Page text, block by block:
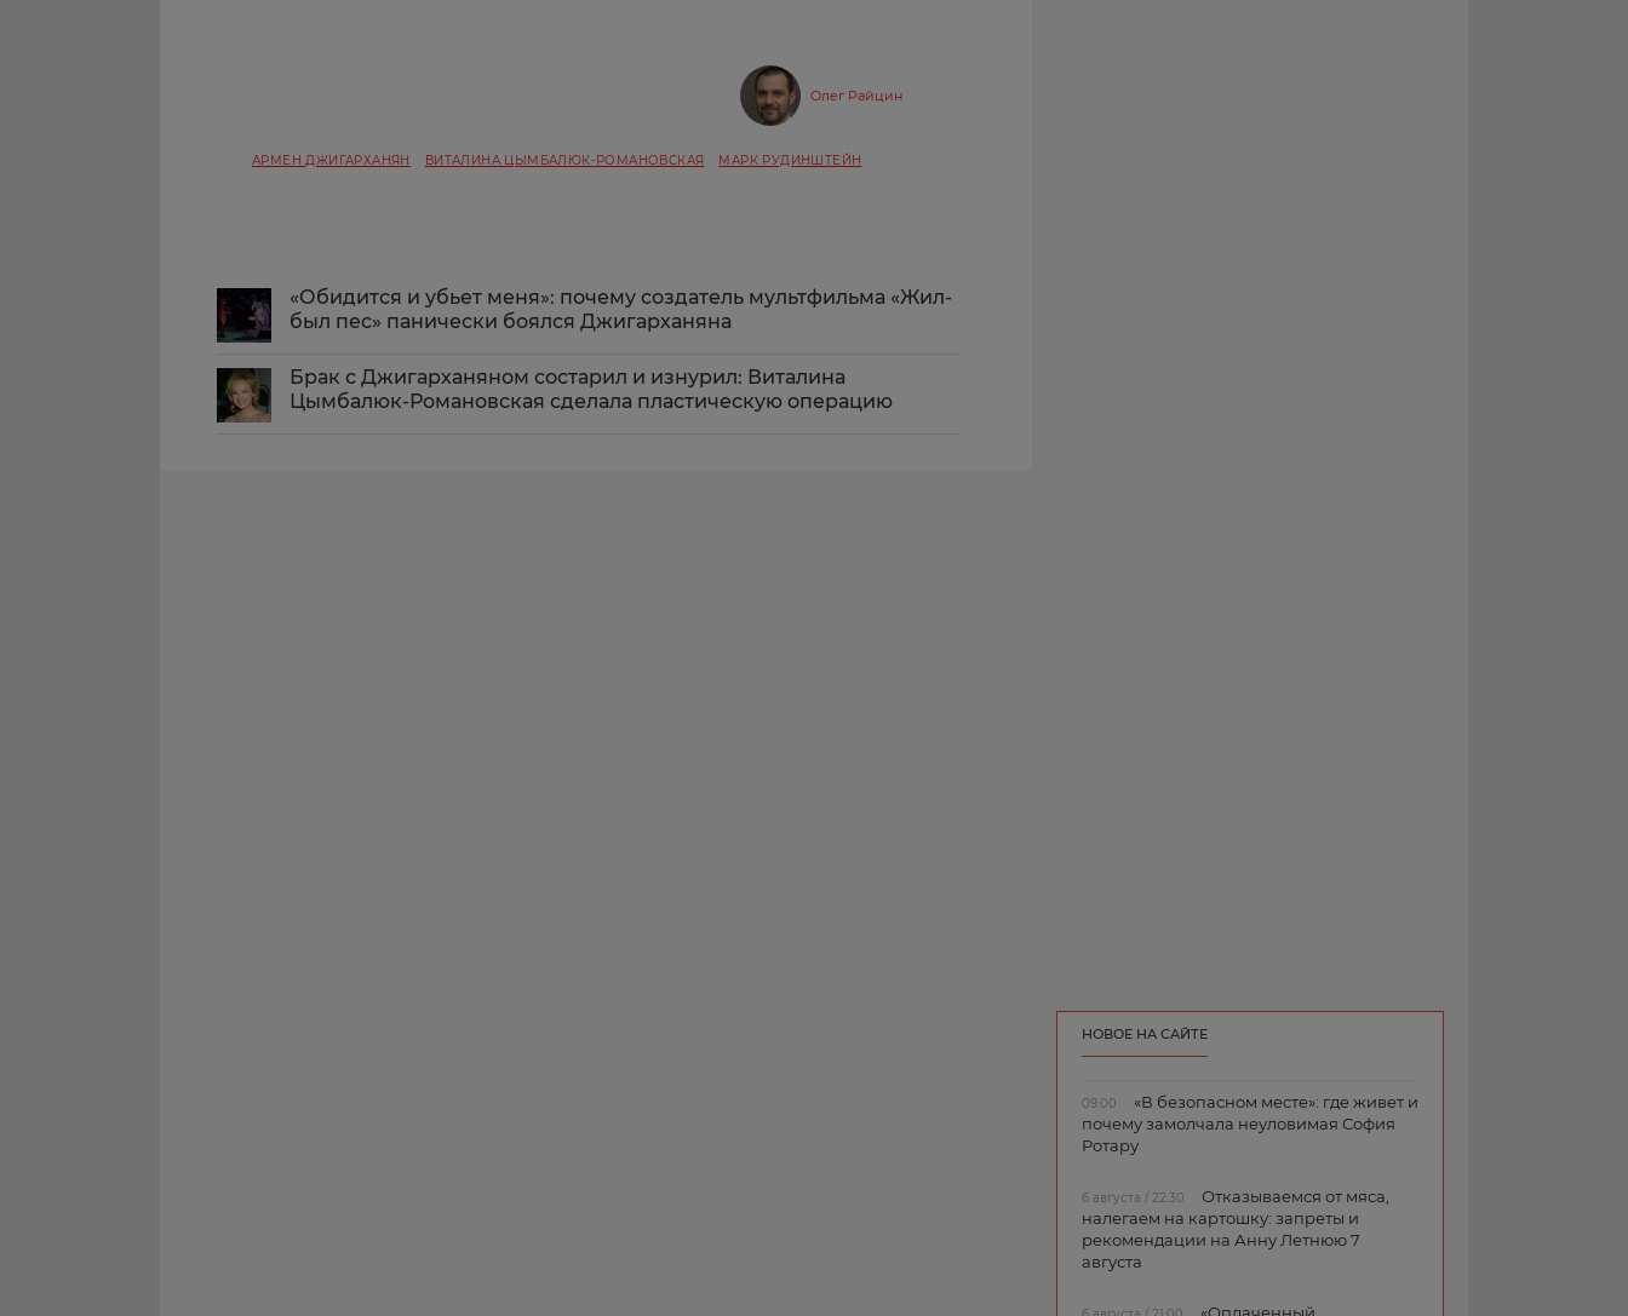
Олег Райцин
АРМЕН ДЖИГАРХАНЯН ВИТАЛИНА ЦЫМБАЛЮК-РОМАНОВСКАЯ МАРК РУДИНШТЕЙН
«Обидится и убьет меня»: почему создатель мультфильма «Жил-
был пес» панически боялся Джигарханяна
Брак с Джигарханяном состарил и изнурил: Виталина
Цымбалюк-Романовская сделала пластическую операцию
НОВОЕ НА САЙТЕ
09:00
«В безопасном месте»: где живет и
почему замолчала неуловимая София
Ротару
6 августа / 22:30
Отказываемся от мяса,
налегаем на картошку: запреты и
рекомендации на Анну Летнюю 7
августа